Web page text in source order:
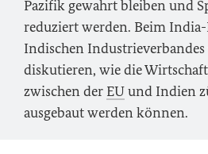
Pazifik gewahrt bleiben und
reduziert werden. Beim India-
Indischen
diskutieren, wie die
zwischen der EUund Indien
ausgebaut werden können.